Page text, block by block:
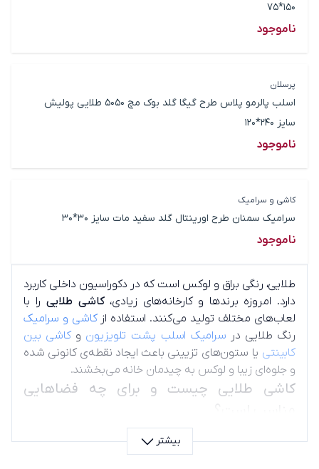
150*75
ناموجود
پرسلان
اسلب پالرمو پلاس طرح گیگا گلد بوک مچ 5050 طلایی پولیش
سایز 240*120
ناموجود
کاشی و سرامیک
سرامیک سمنان طرح اورینتال گلد سفید مات سایز 30*30
ناموجود
بیشتر
طلایی، رنگی براق و لوکس است که در دکوراسیون داخلی کاربرد
دارد. امروزه برندها و کارخانه‌های زیادی،کاشی طلایی را با
لعاب‌های مختلف تولید می‌کنند. استفاده ازکاشی و سرامیک
رنگ طلایی در سرامیک اسلب پشت تلویزیون وکاشی بین
کابینتی یا ستون‌های تزیینی باعث ایجاد نقطه‌ی کانونی شده
و جلوه‌ای زیبا و لوکس به چیدمان خانه می‌بخشند.
کاشی طلایی چیست و برای چه فضاهایی
کاشی طلایی انتخابی خاص برای دکوراسیون داخلی است که
موجب جلوه‌ی لوکس و درخشان محیط می‌شود. از این کاشی